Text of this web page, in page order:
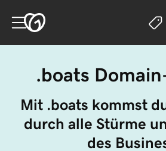
.boats
Mit .boats kommst
durch alle Stürme
des